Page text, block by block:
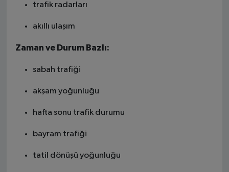
trafik radarları
akıllı ulaşım
Zaman ve Durum Bazlı:
sabah trafiği
akşam yoğunluğu
hafta sonu trafik durumu
bayram trafiği
tatil dönüşü yoğunluğu